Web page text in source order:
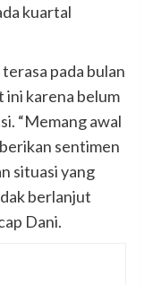
kuartal
pada bulan
ini karena belum
“Memang awal
sentimen
situasi yang
berlanjut
Dani.